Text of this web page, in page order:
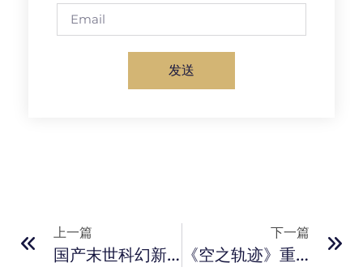
发送
上一篇
国产末世科幻新游《天沦落九霄》首曝10分钟预告！
下一篇
《空之轨迹》重制版公开角色宣传片